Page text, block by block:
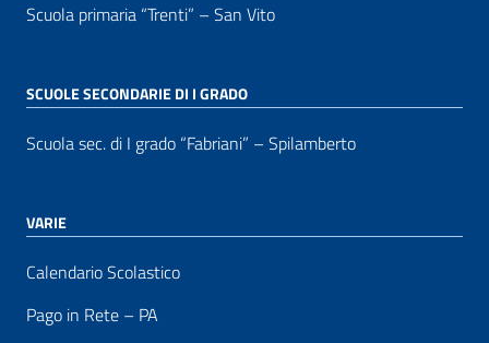
Scuola primaria “Trenti” – San Vito
SCUOLE SECONDARIE DI I GRADO
Scuola sec. di I grado “Fabriani” – Spilamberto
VARIE
Calendario Scolastico
Pago in Rete – PA